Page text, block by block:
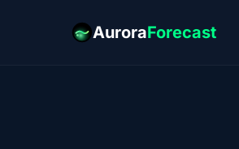
AuroraForecast